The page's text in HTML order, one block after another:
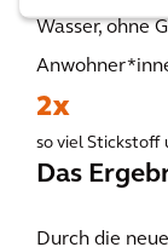
Wasser, ohne
2x
so viel Stickstoff
Das
Durch die